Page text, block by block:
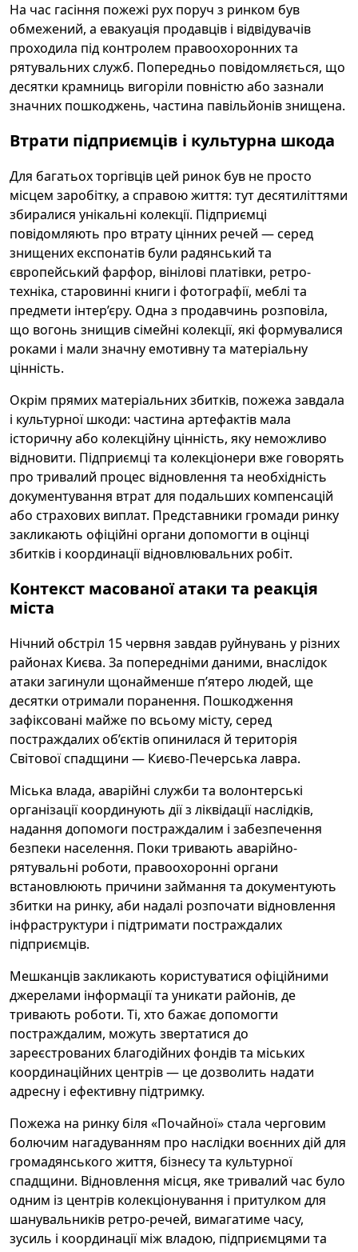
На час гасіння пожежі рух поруч з ринком був
обмежений, а евакуація продавців і відвідувачів
проходила під контролем правоохоронних та
рятувальних служб. Попередньо повідомляється, що
десятки крамниць вигоріли повністю або зазнали
значних пошкоджень, частина павільйонів знищена.
Втрати підприємців і культурна шкода
Для багатьох торгівців цей ринок був не просто
місцем заробітку, а справою життя: тут десятиліттями
збиралися унікальні колекції. Підприємці
повідомляють про втрату цінних речей — серед
знищених експонатів були радянський та
європейський фарфор, вінілові платівки, ретро-
техніка, старовинні книги і фотографії, меблі та
предмети інтер’єру. Одна з продавчинь розповіла,
що вогонь знищив сімейні колекції, які формувалися
роками і мали значну емотивну та матеріальну
цінність.
Окрім прямих матеріальних збитків, пожежа завдала
і культурної шкоди: частина артефактів мала
історичну або колекційну цінність, яку неможливо
відновити. Підприємці та колекціонери вже говорять
про тривалий процес відновлення та необхідність
документування втрат для подальших компенсацій
або страхових виплат. Представники громади ринку
закликають офіційні органи допомогти в оцінці
збитків і координації відновлювальних робіт.
Контекст масованої атаки та реакція
міста
Нічний обстріл 15 червня завдав руйнувань у різних
районах Києва. За попередніми даними, внаслідок
атаки загинули щонайменше п’ятеро людей, ще
десятки отримали поранення. Пошкодження
зафіксовані майже по всьому місту, серед
постраждалих об’єктів опинилася й територія
Світової спадщини — Києво-Печерська лавра.
Міська влада, аварійні служби та волонтерські
організації координують дії з ліквідації наслідків,
надання допомоги постраждалим і забезпечення
безпеки населення. Поки тривають аварійно-
рятувальні роботи, правоохоронні органи
встановлюють причини займання та документують
збитки на ринку, аби надалі розпочати відновлення
інфраструктури і підтримати постраждалих
підприємців.
Мешканців закликають користуватися офіційними
джерелами інформації та уникати районів, де
тривають роботи. Ті, хто бажає допомогти
постраждалим, можуть звертатися до
зареєстрованих благодійних фондів та міських
координаційних центрів — це дозволить надати
адресну і ефективну підтримку.
Пожежа на ринку біля «Почайної» стала черговим
болючим нагадуванням про наслідки воєнних дій для
громадянського життя, бізнесу та культурної
спадщини. Відновлення місця, яке тривалий час було
одним із центрів колекціонування і притулком для
шанувальників ретро-речей, вимагатиме часу,
зусиль і координації між владою, підприємцями та